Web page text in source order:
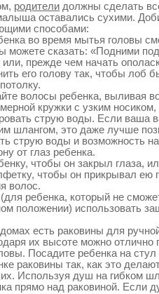
родители должны сделать
оставались сухими.
способами:
во время мытья головы
можете сказать: «Подними
прежде чем начать
его голову так, чтобы лоб
волосы ребенка, выливая
кружки с узким носиком,
струю воды. Если ваша
шлангом, это даже лучше
струю воды и возможность
от глаз ребенка.
чтобы он закрыл глаза,
чтобы он прикрывал ею
волос.
ребенка, который не
положении) использовать
есть раковины для
их высоте можно отлично
Посадите ребенка на стул
раковины так, как это
Используя душ на гибком
прямо над раковиной. Если